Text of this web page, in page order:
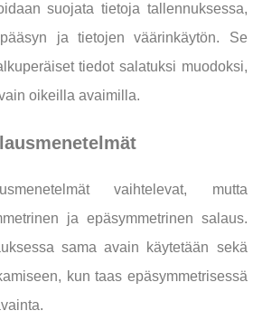
suojata tietoja tallennuksessa,
ja tietojen väärinkäytön. Se
tiedot salatuksi muodoksi,
oikeilla avaimilla.
vaihtelevat, mutta
ja epäsymmetrinen salaus.
sama avain käytetään sekä
kun taas epäsymmetrisessä